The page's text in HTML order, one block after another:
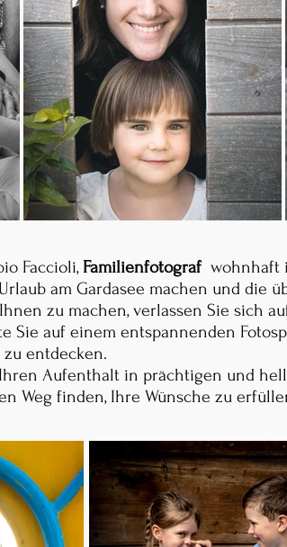
Faccioli, Familienfotograf wohnhaft
am Gardasee machen und die
zu machen, verlassen Sie sich
Sie auf einem entspannenden
zu entdecken.
Aufenthalt in prächtigen und
Weg finden, Ihre Wünsche zu